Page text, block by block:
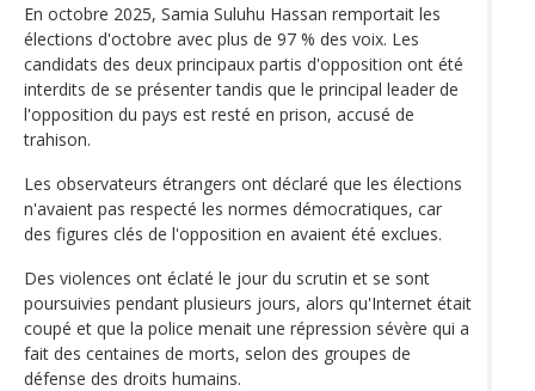
En octobre 2025, Samia Suluhu Hassan remportait les
élections d'octobre avec plus de 97 % des voix. Les
candidats des deux principaux partis d'opposition ont été
interdits de se présenter tandis que le principal leader de
l'opposition du pays est resté en prison, accusé de
trahison.
Les observateurs étrangers ont déclaré que les élections
n'avaient pas respecté les normes démocratiques, car
des figures clés de l'opposition en avaient été exclues.
Des violences ont éclaté le jour du scrutin et se sont
poursuivies pendant plusieurs jours, alors qu'Internet était
coupé et que la police menait une répression sévère qui a
fait des centaines de morts, selon des groupes de
défense des droits humains.